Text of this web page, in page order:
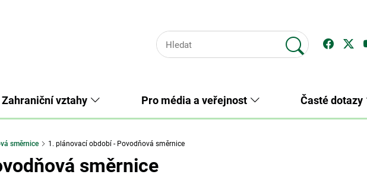
Zahraniční vztahy Pro média a veřejnost Časté dotazy
směrnice 1. plánovací období - Povodňová směrnice
směrnice